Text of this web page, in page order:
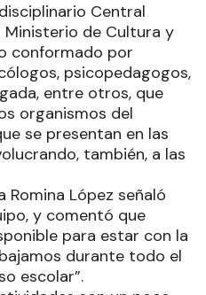
Central
Ministerio de Cultura y
conformado por
psicopedagogos,
entre otros, que
organismos del
se presentan en las
también, a las
Romina López señaló
y comentó que
para estar con la
durante todo el
escolar”.